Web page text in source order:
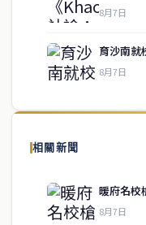
8月7日
育沙南就
8月7日
相關新聞
暖府名校
8月7日
關於我們
泰國中文新聞（TCN）是
供即時、客觀、多元的中